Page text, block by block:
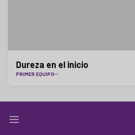
Dureza en el inicio
PRIMER EQUIPO